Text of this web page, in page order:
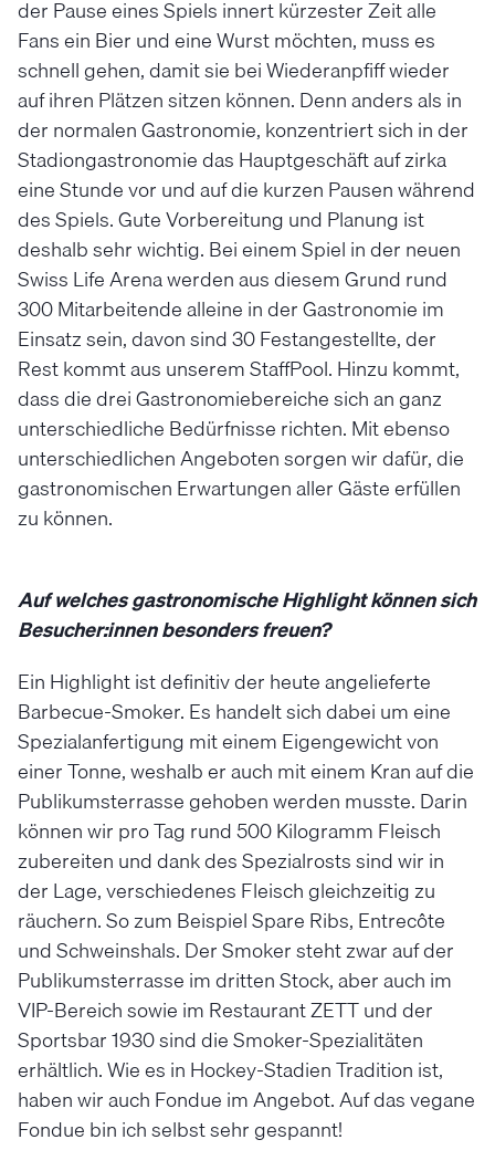
der Pause eines Spiels innert kürzester Zeit alle
Fans ein Bier und eine Wurst möchten, muss es
schnell gehen, damit sie bei Wiederanpfiff wieder
auf ihren Plätzen sitzen können. Denn anders als in
der normalen Gastronomie, konzentriert sich in der
Stadiongastronomie das Hauptgeschäft auf zirka
eine Stunde vor und auf die kurzen Pausen während
des Spiels. Gute Vorbereitung und Planung ist
deshalb sehr wichtig. Bei einem Spiel in der neuen
Swiss Life Arena werden aus diesem Grund rund
300 Mitarbeitende alleine in der Gastronomie im
Einsatz sein, davon sind 30 Festangestellte, der
Rest kommt aus unserem StaffPool. Hinzu kommt,
dass die drei Gastronomiebereiche sich an ganz
unterschiedliche Bedürfnisse richten. Mit ebenso
unterschiedlichen Angeboten sorgen wir dafür, die
gastronomischen Erwartungen aller Gäste erfüllen
zu können.
Auf welches gastronomische Highlight können sich
Besucher:innen besonders freuen?
Ein Highlight ist definitiv der heute angelieferte
Barbecue-Smoker. Es handelt sich dabei um eine
Spezialanfertigung mit einem Eigengewicht von
einer Tonne, weshalb er auch mit einem Kran auf die
Publikumsterrasse gehoben werden musste. Darin
können wir pro Tag rund 500 Kilogramm Fleisch
zubereiten und dank des Spezialrosts sind wir in
der Lage, verschiedenes Fleisch gleichzeitig zu
räuchern. So zum Beispiel Spare Ribs, Entrecôte
und Schweinshals. Der Smoker steht zwar auf der
Publikumsterrasse im dritten Stock, aber auch im
VIP-Bereich sowie im Restaurant ZETT und der
Sportsbar 1930 sind die Smoker-Spezialitäten
erhältlich. Wie es in Hockey-Stadien Tradition ist,
haben wir auch Fondue im Angebot. Auf das vegane
Fondue bin ich selbst sehr gespannt!